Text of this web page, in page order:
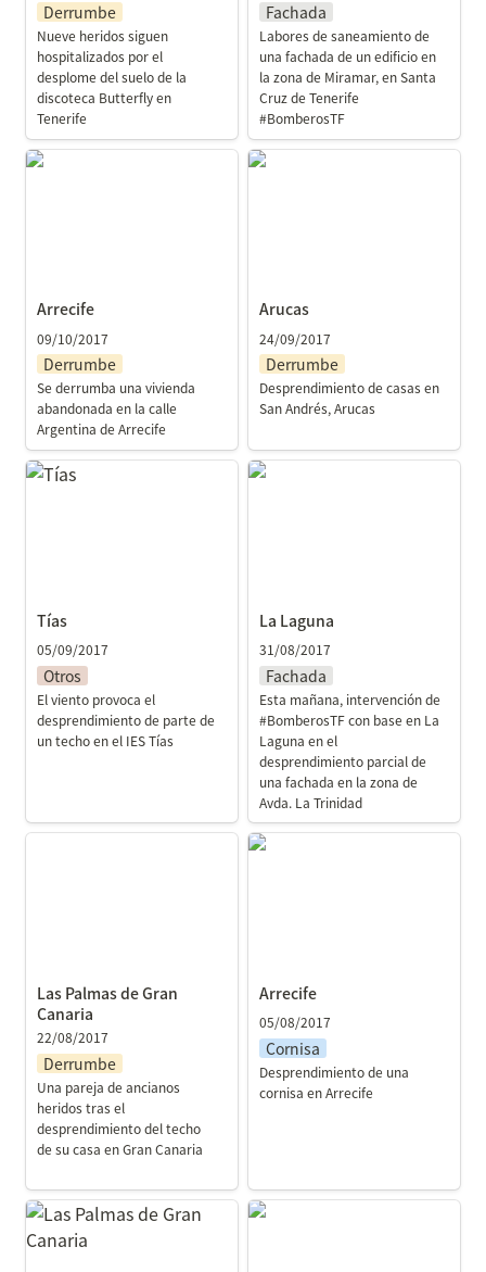
Derrumbe
Nueve heridos siguen
hospitalizados por el
desplome del suelo de la
discoteca Butterfly en
Tenerife
Fachada
Labores de saneamiento de
una fachada de un edificio en
la zona de Miramar, en Santa
Cruz de Tenerife
#BomberosTF
Arrecife
Arrecife
09/10/2017
Derrumbe
Se derrumba una vivienda
abandonada en la calle
Argentina de Arrecife
Arucas
Arucas
24/09/2017
Derrumbe
Desprendimiento de casas en
San Andrés, Arucas
Tías
Tías
05/09/2017
Otros
El viento provoca el
desprendimiento de parte de
un techo en el IES Tías
La Laguna
La Laguna
31/08/2017
Fachada
Esta mañana, intervención de
#BomberosTF con base en La
Laguna en el
desprendimiento parcial de
una fachada en la zona de
Avda. La Trinidad
Las Palmas de Gran
Canaria
22/08/2017
Derrumbe
Una pareja de ancianos
heridos tras el
desprendimiento del techo
de su casa en Gran Canaria
Arrecife
Arrecife
05/08/2017
Cornisa
Desprendimiento de una
cornisa en Arrecife
Las Palmas de Gran
Canaria
Las Palmas de Gran